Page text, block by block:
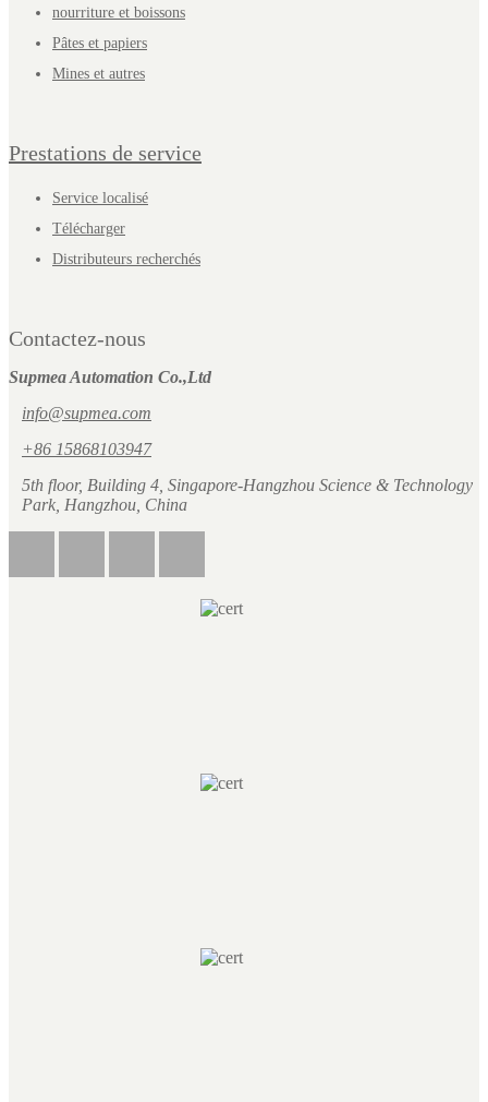
nourriture et boissons
Pâtes et papiers
Mines et autres
Prestations de service
Service localisé
Télécharger
Distributeurs recherchés
Contactez-nous
Supmea Automation Co.,Ltd
info@supmea.com
+86 15868103947
5th floor, Building 4, Singapore-Hangzhou Science & Technology
Park, Hangzhou, China